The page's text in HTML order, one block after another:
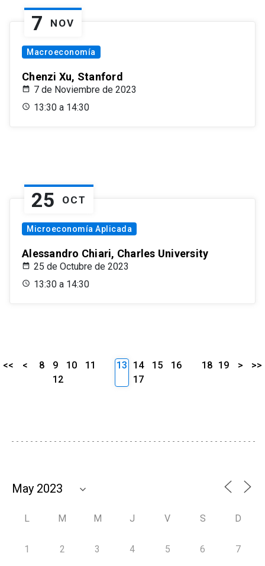
7 NOV
Macroeconomía
Chenzi Xu, Stanford
7 de Noviembre de 2023
13:30 a 14:30
25 OCT
Microeconomía Aplicada
Alessandro Chiari, Charles University
25 de Octubre de 2023
13:30 a 14:30
<< < 8 9 10
11
12
13 14 15
16
17
18 19 > >>
L M M J V S D
1 2 3 4 5 6 7